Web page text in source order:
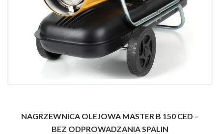
NAGRZEWNICA OLEJOWA MASTER B 150 CED –
BEZ ODPROWADZANIA SPALIN